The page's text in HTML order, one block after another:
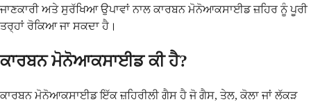
ਜਾਣਕਾਰੀ ਅਤੇ ਸੁਰੱਖਿਆ ਉਪਾਵਾਂ ਨਾਲ ਕਾਰਬਨ ਮੋਨੋਆਕਸਾਈਡ ਜ਼ਹਿਰ ਨੂੰ ਪੂਰੀ
ਤਰ੍ਹਾਂ ਰੋਕਿਆ ਜਾ ਸਕਦਾ ਹੈ।
ਕਾਰਬਨ ਮੋਨੋਆਕਸਾਈਡ ਕੀ ਹੈ?
ਕਾਰਬਨ ਮੋਨੋਆਕਸਾਈਡ ਇੱਕ ਜ਼ਹਿਰੀਲੀ ਗੈਸ ਹੈ ਜੋ ਗੈਸ, ਤੇਲ, ਕੋਲਾ ਜਾਂ ਲੱਕੜ